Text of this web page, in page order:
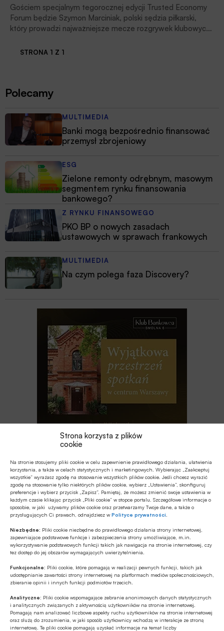
Strona korzysta z plików
cookie
Na stronie stosujemy pliki cookie w celu zapewnienie prawidłowego działania, ułatwienia
korzystania, a także w celach statystycznych i marketingowych. Wybierając „Zaakceptuj
wszystkie” wyrażasz zgodę na stosowanie wszystkich plików cookie. Jeśli chcesz wyrazić
zgodę na stosowanie tylko niektórych plików cookie, wybierz „Ustawienia”, skonfiguruj
preferencje i wybierz przycisk „Zapisz”. Pamiętaj, że możesz zmienić swoje ustawienia w
każdym czasie klikając przycisk „Pliki cookie” w stopce portalu. Szczegółowe informacje o
sposobie, w jaki używamy plików cookie oraz przetwarzamy Twoje dane, a także o
przysługujących Ci prawach, odnajdziesz wPolityce prywatności
Niezbędne: Pliki cookie niezbędne do prawidłowego działania strony internetowej,
zapewniające podstawowe funkcje i zabezpieczenia strony umożliwiające, m.in.
wykorzystywanie podstawowych funkcji takich jak nawigacja na stronie internetowej, czy
tez dostęp do jej obszarów wymagających uwierzytelnienia.
Funkcjonalne: Pliki cookie, które pomagają w realizacji pewnych funkcji, takich jak
udostępnianie zawartości strony internetowej na platformach mediów społecznościowych,
zbieranie opinii i innych funkcji podmiotów trzecich.
Analityczne: Pliki cookie wspomagające zebranie anonimowych danych statystycznych
i analitycznych związanych z aktywnością użytkowników na stronie internetowej.
Pomagają nam analizować liczbowe aspekty ruchu użytkowników na stronie internetowej
oraz służą do zrozumienia, w jaki sposób użytkownicy wchodzą w interakcje ze stroną
internetową. Te pliki cookie pomagają uzyskać informacje na temat liczby
Gościem specjalnym tegorocznej edycji Trusted Economy
Forum będzie Szymon Marciniak, polski sędzia piłkarski,
który prowadzi najważniejsze mecze rozgrywek klubowych i
najlepszym arbitrem świata. Podczas swojego wystąpienia
STRONA 1 Z 1
Polecamy
MULTIMEDIA
Banki mogą bezpośrednio finansować
przemysł zbrojeniowy
ESG
Zielone remonty odrębnym, masowym
segmentem rynku finansowania
bankowego?
Z RYNKU FINANSOWEGO
PKO BP o nowych zasadach
ustawowych w sprawach frankowych
MULTIMEDIA
Na czym polega faza Discovery?
EDUKACJA FINANSOWA
Przedszkole to kluczowy etap – to
wtedy dzieci zapamiętują wiedzę
finansową łatwiej i szybciej
MULTIMEDIA
Jakie są zalety fazy Discovery?
Z RYNKU FINANSOWEGO
polskiej gospodarce, programie SAFE i
polityce dual use
GOSPODARKA